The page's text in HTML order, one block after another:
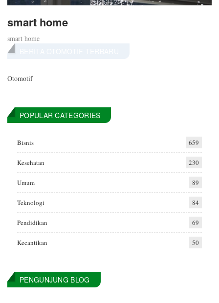
smart home
smart home
Otomotif
POPULAR CATEGORIES
Bisnis 659
Kesehatan 230
Umum 89
Teknologi 84
Pendidikan 69
Kecantikan 50
PENGUNJUNG BLOG